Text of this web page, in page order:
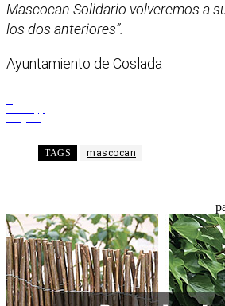
Mascocan Solidario volveremos a
los dos anteriores”.
Ayuntamiento de Coslada
TAGS mascocan